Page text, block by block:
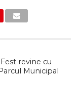
revine cu
Municipal